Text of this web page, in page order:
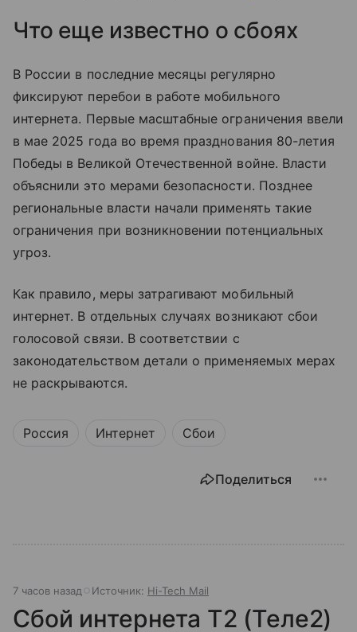
Что еще известно о сбоях
В России в последние месяцы регулярно
фиксируют перебои в работе мобильного
интернета. Первые масштабные ограничения ввели
в мае 2025 года во время празднования 80-летия
Победы в Великой Отечественной войне. Власти
объяснили это мерами безопасности. Позднее
региональные власти начали применять такие
ограничения при возникновении потенциальных
угроз.
Как правило, меры затрагивают мобильный
интернет. В отдельных случаях возникают сбои
голосовой связи. В соответствии с
законодательством детали о применяемых мерах
не раскрываются.
Россия Интернет Сбои
Поделиться
7 часов назад Источник: Hi-Tech Mail
Сбой интернета T2 (Теле2)